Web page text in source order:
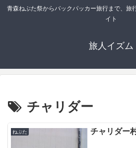
青森ねぶた祭からバックパッカー旅行まで、旅
イト
旅人イズム
チャリダー
ねぶた チャリダー